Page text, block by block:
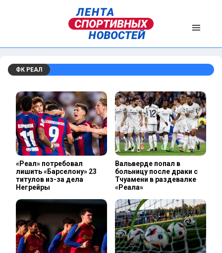
ФК РЕАЛ
«Реал» потребовал
лишить «Барселону» 23
титулов из-за дела
Негрейры
Вальверде попал в
больницу после драки с
Тчуамени в раздевалке
«Реала»